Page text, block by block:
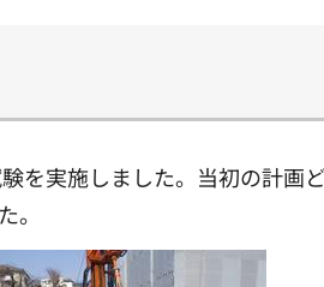
を実施しました。当初の計画
。